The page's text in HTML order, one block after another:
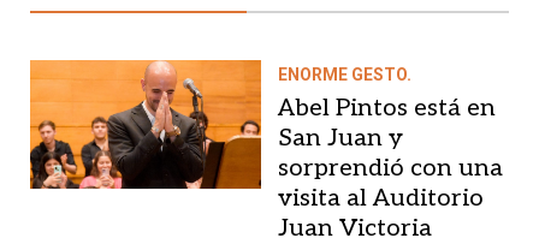
ENORME GESTO.
Abel Pintos está en
San Juan y
sorprendió con una
visita al Auditorio
Juan Victoria